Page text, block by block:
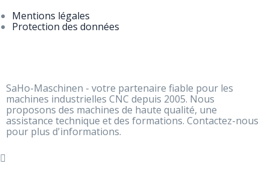
Mentions légales
Protection des données
SaHo-Maschinen - votre partenaire fiable pour les
machines industrielles CNC depuis 2005. Nous
proposons des machines de haute qualité, une
assistance technique et des formations. Contactez-nous
pour plus d'informations.